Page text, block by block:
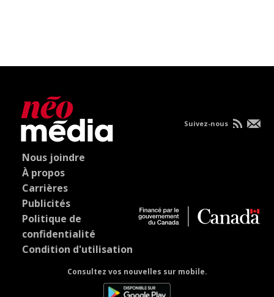
Nous joindre
À propos
Carrières
Publicités
Politique de
confidentialité
Condition d'utilisation
Consultez vos nouvelles sur mobile.
Suivez-nous